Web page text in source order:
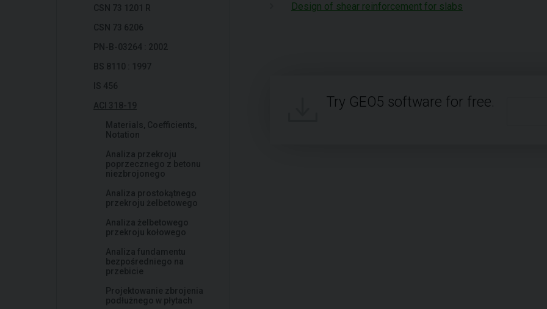
CSN 73 1201 R
CSN 73 6206
PN-B-03264 : 2002
BS 8110 : 1997
IS 456
ACI 318-19
Materials, Coefficients,
Notation
Analiza przekroju
poprzecznego z betonu
niezbrojonego
Analiza prostokątnego
przekroju żelbetowego
Analiza żelbetowego
przekroju kołowego
Analiza fundamentu
bezpośredniego na
przebicie
Projektowanie zbrojenia
podłużnego w płytach
Design of shear reinforcement for slabs
Try GEO5 software for free.